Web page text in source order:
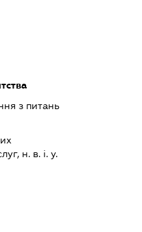
з питань
н. в. і. у.